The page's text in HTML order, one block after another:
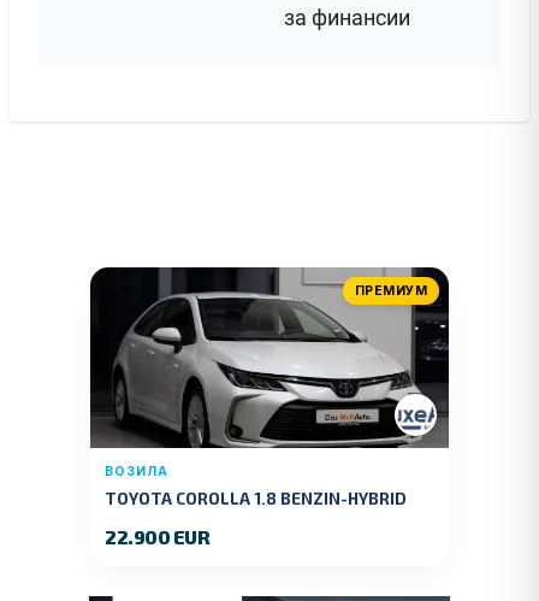
за финансии
ПРЕМИУМ
ВОЗИЛА
TOYOTA COROLLA 1.8 BENZIN-HYBRID
22.900 EUR